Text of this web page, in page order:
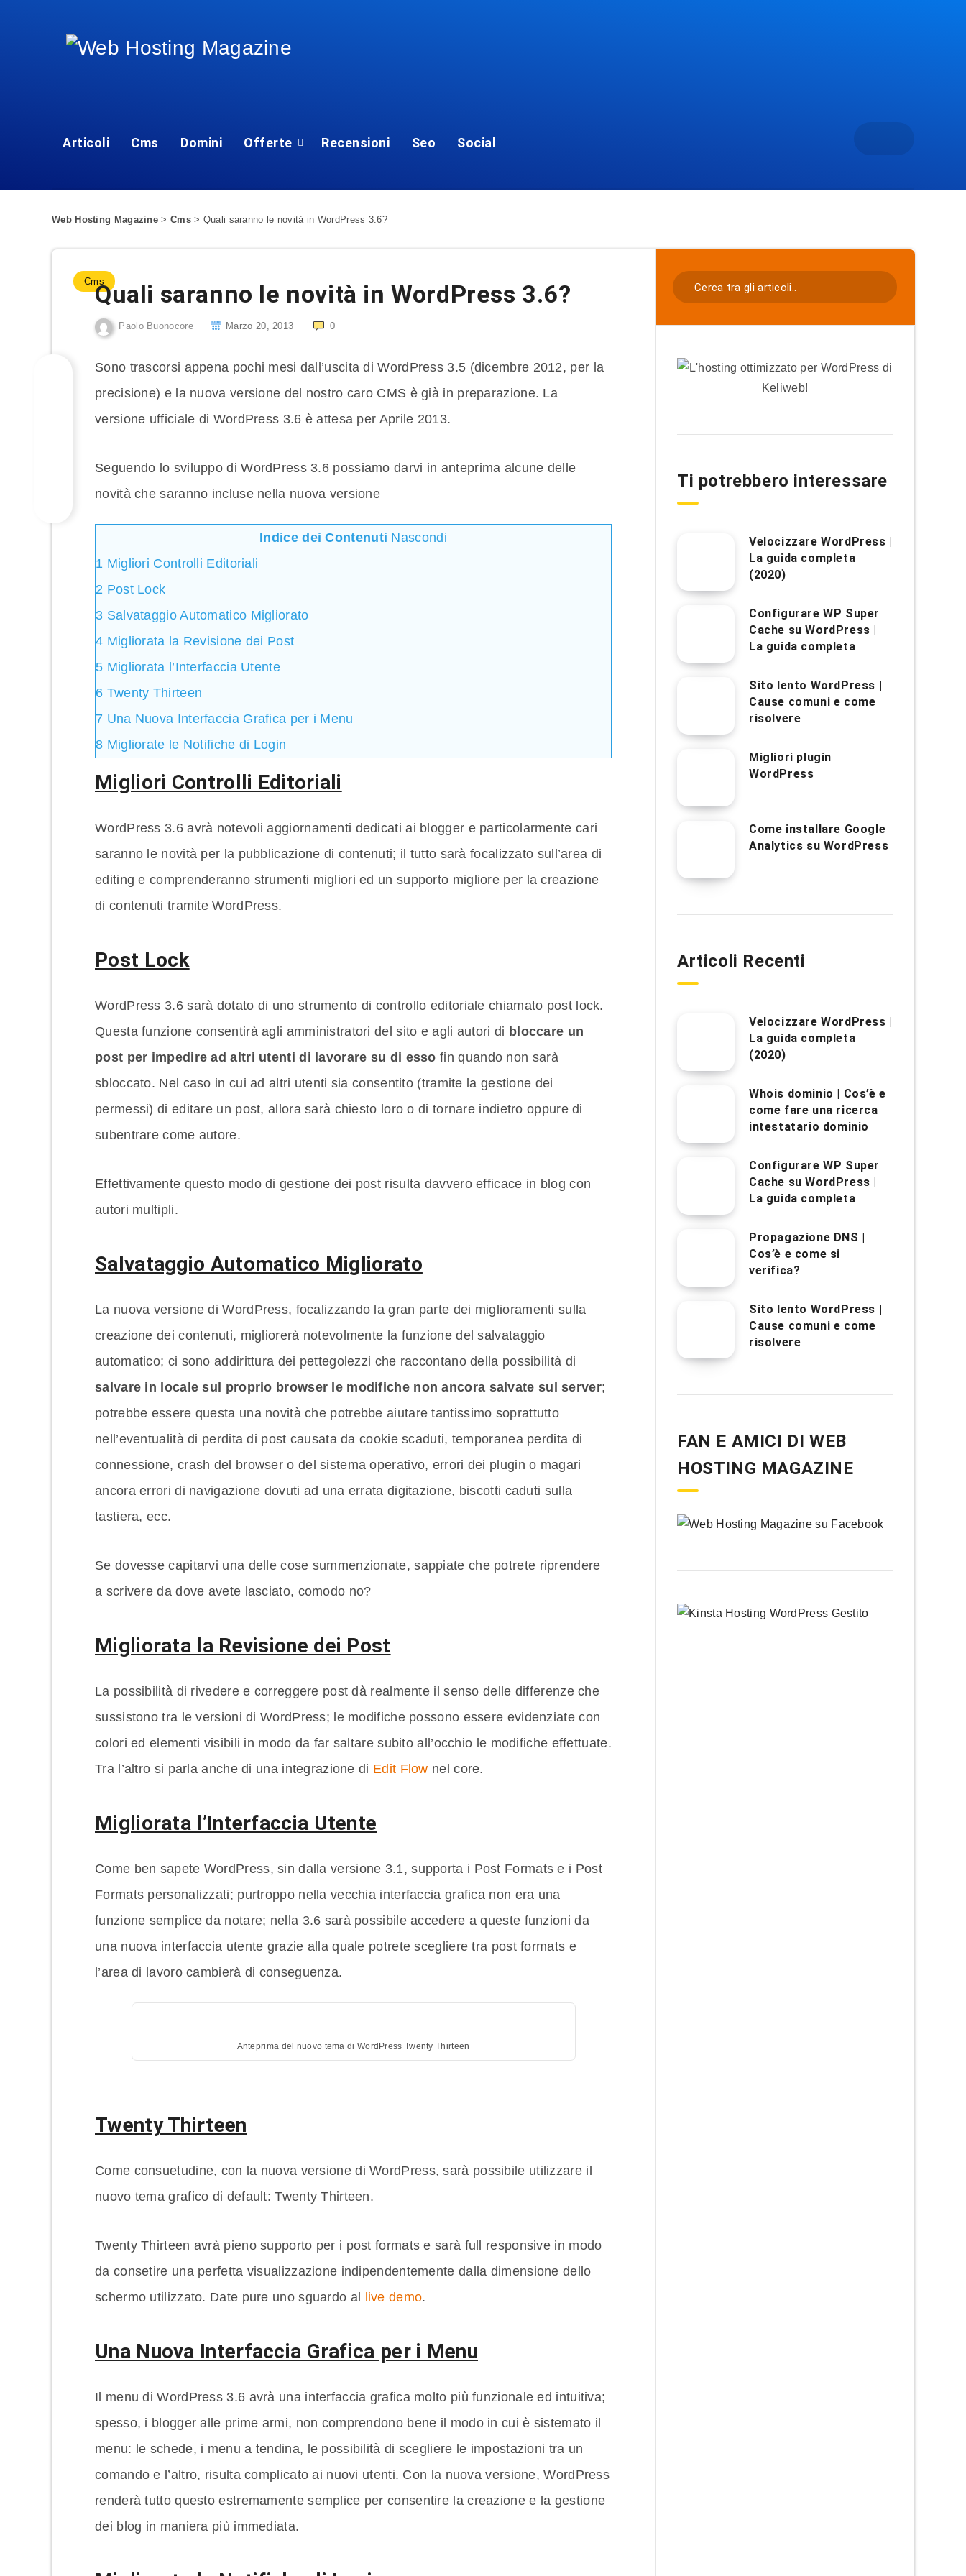
Articoli Cms Domini Offerte Recensioni Seo Social
Web Hosting Magazine > Cms> Quali saranno le novità in WordPress 3.6?
CmsQuali saranno le novità in WordPress 3.6?
Paolo Buonocore Marzo 20, 2013 0
Sono trascorsi appena pochi mesi dall’uscita di WordPress 3.5 (dicembre 2012, per la
precisione) e la nuova versione del nostro caro CMS è già in preparazione. La
versione ufficiale di WordPress 3.6 è attesa per Aprile 2013.
Seguendo lo sviluppo di WordPress 3.6 possiamo darvi in anteprima alcune delle
novità che saranno incluse nella nuova versione
Indice dei Contenuti Nascondi
1 Migliori Controlli Editoriali
2 Post Lock
3 Salvataggio Automatico Migliorato
4 Migliorata la Revisione dei Post
5 Migliorata l’Interfaccia Utente
6 Twenty Thirteen
7 Una Nuova Interfaccia Grafica per i Menu
8 Migliorate le Notifiche di Login
Migliori Controlli Editoriali
WordPress 3.6 avrà notevoli aggiornamenti dedicati ai blogger e particolarmente cari
saranno le novità per la pubblicazione di contenuti; il tutto sarà focalizzato sull’area di
editing e comprenderanno strumenti migliori ed un supporto migliore per la creazione
di contenuti tramite WordPress.
Post Lock
WordPress 3.6 sarà dotato di uno strumento di controllo editoriale chiamato post lock.
Questa funzione consentirà agli amministratori del sito e agli autori di bloccare un
post per impedire ad altri utenti di lavorare su di esso fin quando non sarà
sbloccato. Nel caso in cui ad altri utenti sia consentito (tramite la gestione dei
permessi) di editare un post, allora sarà chiesto loro o di tornare indietro oppure di
subentrare come autore.
Effettivamente questo modo di gestione dei post risulta davvero efficace in blog con
autori multipli.
Salvataggio Automatico Migliorato
La nuova versione di WordPress, focalizzando la gran parte dei miglioramenti sulla
creazione dei contenuti, migliorerà notevolmente la funzione del salvataggio
automatico; ci sono addirittura dei pettegolezzi che raccontano della possibilità di
salvare in locale sul proprio browser le modifiche non ancora salvate sul server;
potrebbe essere questa una novità che potrebbe aiutare tantissimo soprattutto
nell’eventualità di perdita di post causata da cookie scaduti, temporanea perdita di
connessione, crash del browser o del sistema operativo, errori dei plugin o magari
ancora errori di navigazione dovuti ad una errata digitazione, biscotti caduti sulla
tastiera, ecc.
Se dovesse capitarvi una delle cose summenzionate, sappiate che potrete riprendere
a scrivere da dove avete lasciato, comodo no?
Migliorata la Revisione dei Post
La possibilità di rivedere e correggere post dà realmente il senso delle differenze che
sussistono tra le versioni di WordPress; le modifiche possono essere evidenziate con
colori ed elementi visibili in modo da far saltare subito all’occhio le modifiche effettuate.
Tra l’altro si parla anche di una integrazione di Edit Flow nel core.
Migliorata l’Interfaccia Utente
Come ben sapete WordPress, sin dalla versione 3.1, supporta i Post Formats e i Post
Formats personalizzati; purtroppo nella vecchia interfaccia grafica non era una
funzione semplice da notare; nella 3.6 sarà possibile accedere a queste funzioni da
una nuova interfaccia utente grazie alla quale potrete scegliere tra post formats e
l’area di lavoro cambierà di conseguenza.
Anteprima del nuovo tema di WordPress Twenty Thirteen
Twenty Thirteen
Come consuetudine, con la nuova versione di WordPress, sarà possibile utilizzare il
nuovo tema grafico di default: Twenty Thirteen.
Twenty Thirteen avrà pieno supporto per i post formats e sarà full responsive in modo
da consetire una perfetta visualizzazione indipendentemente dalla dimensione dello
schermo utilizzato. Date pure uno sguardo al live demo.
Una Nuova Interfaccia Grafica per i Menu
Il menu di WordPress 3.6 avrà una interfaccia grafica molto più funzionale ed intuitiva;
spesso, i blogger alle prime armi, non comprendono bene il modo in cui è sistemato il
menu: le schede, i menu a tendina, le possibilità di scegliere le impostazioni tra un
comando e l’altro, risulta complicato ai nuovi utenti. Con la nuova versione, WordPress
renderà tutto questo estremamente semplice per consentire la creazione e la gestione
dei blog in maniera più immediata.
Ti potrebbero interessare
Velocizzare WordPress |
La guida completa
(2020)
Configurare WP Super
Cache su WordPress |
La guida completa
Sito lento WordPress |
Cause comuni e come
risolvere
Migliori plugin
WordPress
Come installare Google
Analytics su WordPress
Articoli Recenti
Velocizzare WordPress |
La guida completa
(2020)
Whois dominio | Cos’è e
come fare una ricerca
intestatario dominio
Configurare WP Super
Cache su WordPress |
La guida completa
Propagazione DNS |
Cos’è e come si
verifica?
Sito lento WordPress |
Cause comuni e come
risolvere
FAN E AMICI DI WEB
HOSTING MAGAZINE